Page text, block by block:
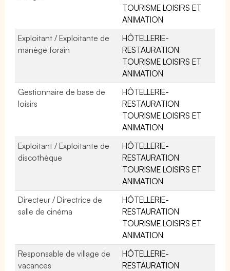
TOURISME LOISIRS ET
ANIMATION
Exploitant / Exploitante de
manège forain
HÔTELLERIE-
RESTAURATION
TOURISME LOISIRS ET
ANIMATION
Gestionnaire de base de
loisirs
HÔTELLERIE-
RESTAURATION
TOURISME LOISIRS ET
ANIMATION
Exploitant / Exploitante de
discothèque
HÔTELLERIE-
RESTAURATION
TOURISME LOISIRS ET
ANIMATION
Directeur / Directrice de
salle de cinéma
HÔTELLERIE-
RESTAURATION
TOURISME LOISIRS ET
ANIMATION
Responsable de village de
vacances
HÔTELLERIE-
RESTAURATION